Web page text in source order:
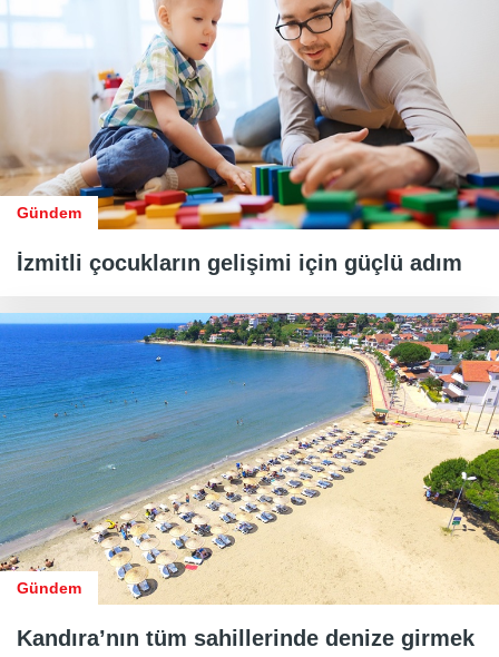
Gündem
İzmitli çocukların gelişimi için güçlü adım
Gündem
Kandıra’nın tüm sahillerinde denize girmek